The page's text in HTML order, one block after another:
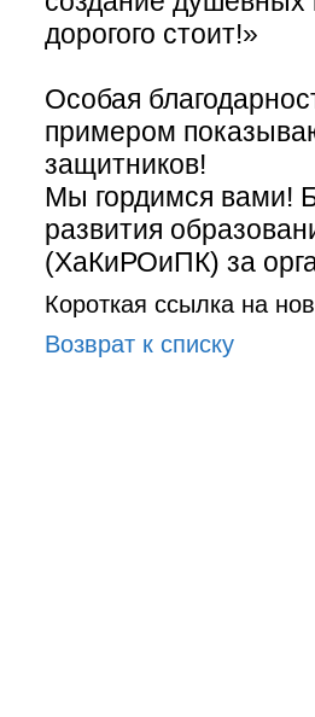
дорогого стоит!»
Особая
примером
защитников!
Мы гордимся вами!
развития
(ХаКиРОиПК) за
Короткая ссылка на
Возврат к списку